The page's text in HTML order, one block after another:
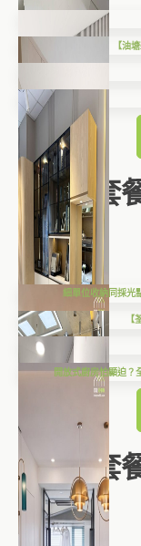
【油
套
細單位收納同採
【
開放式廚房怕顯迫？
套